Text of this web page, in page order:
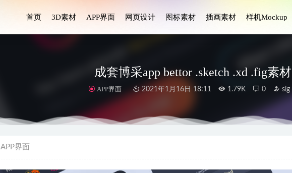
首页 3D素材 APP界面 网页设计 图标素材 插画素材 样机Mockup
成套博采app bettor .sketch .xd .fig素材
APP界面 2021年1月16日 18:11 1.79K 0 sig
APP界面
深色instgram app ui .xd素材 2021-01-16